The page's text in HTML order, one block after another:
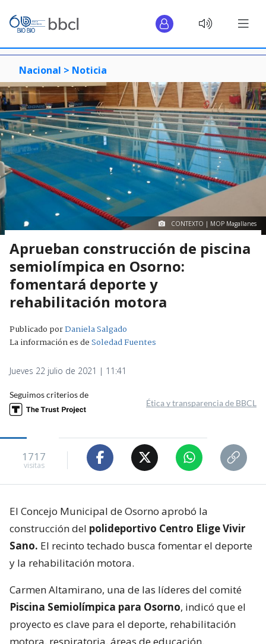
Nacional > Noticia
CONTEXTO | MOP Magallanes
Aprueban construcción de piscina
semiolímpica en Osorno:
fomentará deporte y
rehabilitación motora
Publicado porDaniela Salgado
La información es deSoledad Fuentes
Jueves 22 julio de 2021 | 11:41
Seguimos criterios de
Ética y transparencia de BBCL
1717
visitas
El Concejo Municipal de Osorno aprobó la
construcción del polideportivo Centro Elige Vivir
Sano. El recinto techado busca fomentar el deporte
y la rehabilitación motora.
Carmen Altamirano, una de las líderes del comité
Piscina Semiolímpica para Osorno, indicó que el
proyecto es clave para el deporte, rehabilitación
motora, respiratoria, áreas de educación,